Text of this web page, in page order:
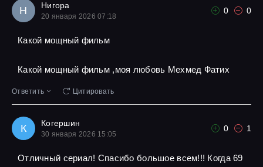
Н Нигора
20 января 2026 07:18
0 0
Какой мощный фильм
Какой мощный фильм ,моя любовь Мехмед Фатих
Ответить Цитировать
К Когершин
30 января 2026 15:05
0 1
Отличный сериал! Спасибо большое всем!!! Когда 69